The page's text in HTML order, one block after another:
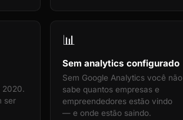
2020.
ser
📊
Sem analytics configurado
Sem Google Analytics você não
sabe quantos empresas e
empreendedores estão vindo
— e onde estão saindo.